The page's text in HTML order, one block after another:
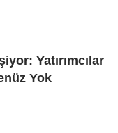
Yatırımcılar
Yok